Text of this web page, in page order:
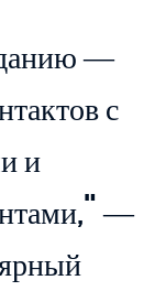
—
с
и
—